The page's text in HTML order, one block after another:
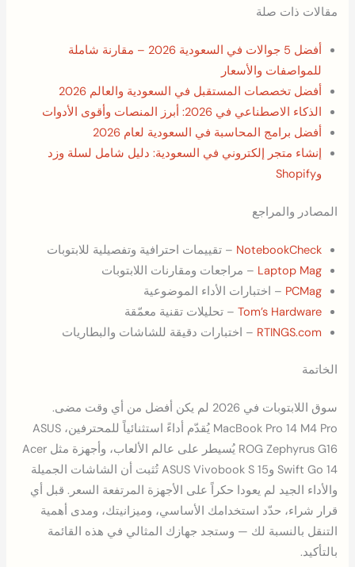
مقالات ذات صلة
أفضل 5 جوالات في السعودية 2026 – مقارنة شاملة
للمواصفات والأسعار
أفضل تخصصات المستقبل في السعودية والعالم 2026
الذكاء الاصطناعي في 2026: أبرز المنصات وأقوى الأدوات
أفضل برامج المحاسبة في السعودية لعام 2026
إنشاء متجر إلكتروني في السعودية: دليل شامل لسلة وزد
وShopify
المصادر والمراجع
NotebookCheck – تقييمات احترافية وتفصيلية للابتوبات
Laptop Mag – مراجعات ومقارنات اللابتوبات
PCMag – اختبارات الأداء الموضوعية
Tom’s Hardware – تحليلات تقنية معمّقة
RTINGS.com – اختبارات دقيقة للشاشات والبطاريات
الخاتمة
سوق اللابتوبات في 2026 لم يكن أفضل من أي وقت مضى.
MacBook Pro 14 M4 Pro يُقدّم أداءً استثنائياً للمحترفين، ASUS
ROG Zephyrus G16 يُسيطر على عالم الألعاب، وأجهزة مثل Acer
Swift Go 14 وASUS Vivobook S 15 تُثبت أن الشاشات الجميلة
والأداء الجيد لم يعودا حكراً على الأجهزة المرتفعة السعر. قبل أي
قرار شراء، حدّد استخدامك الأساسي، وميزانيتك، ومدى أهمية
التنقل بالنسبة لك — وستجد جهازك المثالي في هذه القائمة
بالتأكيد.